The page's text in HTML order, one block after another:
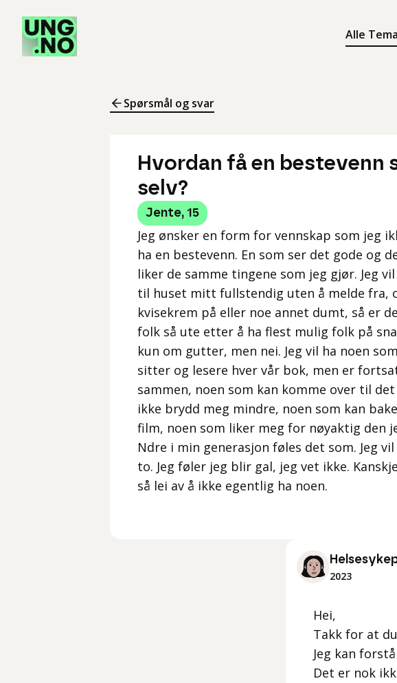
Alle
Søk
Spørsmål og svar
Hvordan få en bestevenn
selv?
Jente, 15
Jeg ønsker en form for vennskap som jeg
ha en bestevenn. En som ser det gode og
liker de samme tingene som jeg gjør. Jeg
til huset mitt fullstendig uten å melde fra,
kvisekrem på eller noe annet dumt, så er
folk så ute etter å ha flest mulig folk på
kun om gutter, men nei. Jeg vil ha noen
sitter og lesere hver vår bok, men er
sammen, noen som kan komme over til
ikke brydd meg mindre, noen som kan
film, noen som liker meg for nøyaktig den
Ndre i min generasjon føles det som. Jeg
to. Jeg føler jeg blir gal, jeg vet ikke.
så lei av å ikke egentlig ha noen.
2023
Hei,
Takk for at
Jeg kan
Det er nok